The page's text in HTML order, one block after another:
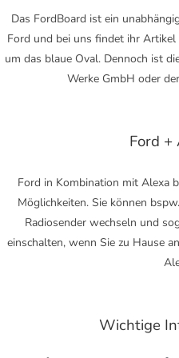
Das FordBoard ist ein
Ford und bei uns findet ihr
um das blaue Oval. Dennoch ist
Werke GmbH oder
Ford +
Ford in Kombination mit Alexa
Möglichkeiten. Sie können
Radiosender wechseln und
einschalten, wenn Sie zu Hause
Wichtige